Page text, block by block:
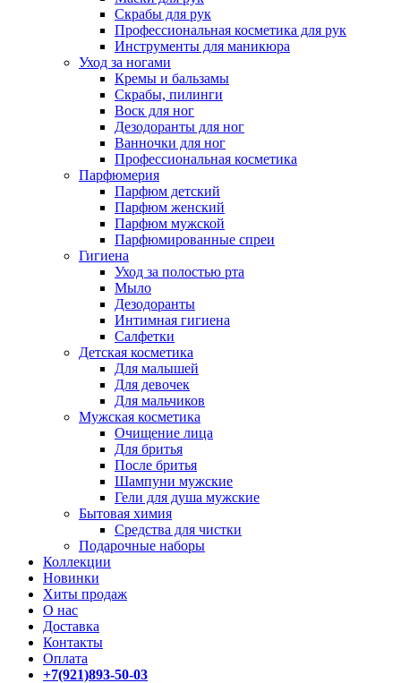
Скрабы для рук
Профессиональная косметика для рук
Инструменты для маникюра
Уход за ногами
Кремы и бальзамы
Скрабы, пилинги
Воск для ног
Дезодоранты для ног
Ванночки для ног
Профессиональная косметика
Парфюмерия
Парфюм детский
Парфюм женский
Парфюм мужской
Парфюмированные спреи
Гигиена
Уход за полостью рта
Мыло
Дезодоранты
Интимная гигиена
Салфетки
Детская косметика
Для малышей
Для девочек
Для мальчиков
Мужская косметика
Очищение лица
Для бритья
После бритья
Шампуни мужские
Гели для душа мужские
Бытовая химия
Средства для чистки
Подарочные наборы
Коллекции
Новинки
Хиты продаж
О нас
Доставка
Контакты
Оплата
+7(921)893-50-03